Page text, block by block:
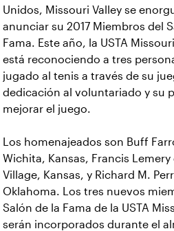
Unidos, Missouri Valley se
anunciar su 2017 Miembros del
Fama. Este año, la USTA
está reconociendo a tres
jugado al tenis a través de su
dedicación al voluntariado y su
mejorar el juego.
Los homenajeados son Buff
Wichita, Kansas, Francis Lemery
Village, Kansas, y Richard M.
Oklahoma. Los tres nuevos
Salón de la Fama de la USTA
serán incorporados durante el